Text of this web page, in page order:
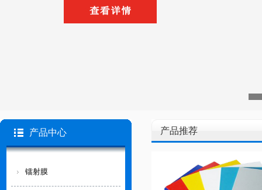
产品中心
镭射膜
产品推荐